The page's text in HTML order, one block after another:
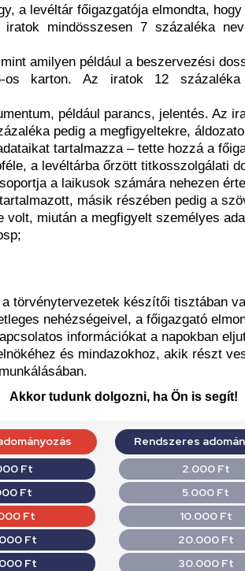
a levéltár főigazgatója elmondta, hogy
mindösszesen 7 százaléka
amilyen például a beszervezési
os karton. Az iratok 12
például parancs, jelentés. Az
pedig a megfigyeltekre,
tartalmazza – tette hozzá a
a levéltárba őrzött titkosszolgálati
a laikusok számára nehezen
másik részében pedig a
volt, miután a megfigyelt személyes
törvénytervezetek készítői tisztában
nehézségeivel, a főigazgató
információkat a napokban
és mindazokhoz, akik részt
Akkor tudunk dolgozni, ha Ön is segít!